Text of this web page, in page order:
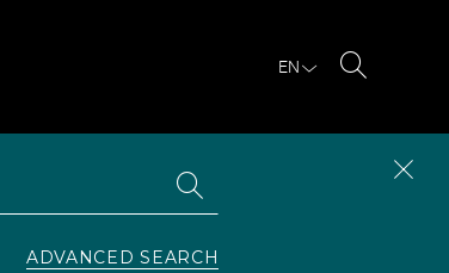
EN
ADVANCED SEARCH